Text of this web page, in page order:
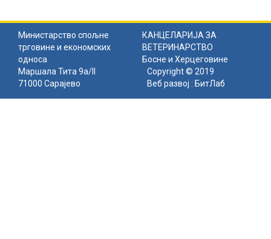
Министарство спољне
трговине и економских
односа
КАНЦЕЛАРИЈА ЗА
ВЕТЕРИНАРСТВО
Босне и Херцеговине
Маршала Тита 9а/II
71000 Сарајево
Copyright © 2019
Веб развој : БитЛаб